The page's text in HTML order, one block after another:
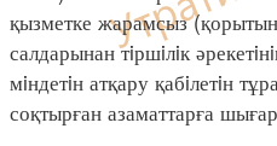
қызметке жарамсыз
салдарынан тiршiлiк
мiндетiн атқару қабiлетiн
соқтырған азаматтарға